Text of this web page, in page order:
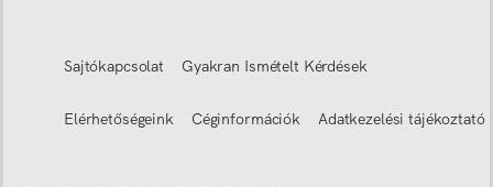
Sajtókapcsolat Gyakran Ismételt Kérdések
Elérhetőségeink Céginformációk Adatkezelési tájékoztató